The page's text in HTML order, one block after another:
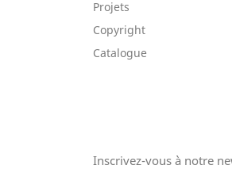
Projets
Copyright
Catalogue
Inscrivez-vous à notre